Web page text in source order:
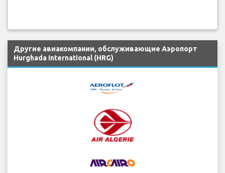
Другие авиакомпании, обслуживающие Аэропорт
Hurghada International (HRG)